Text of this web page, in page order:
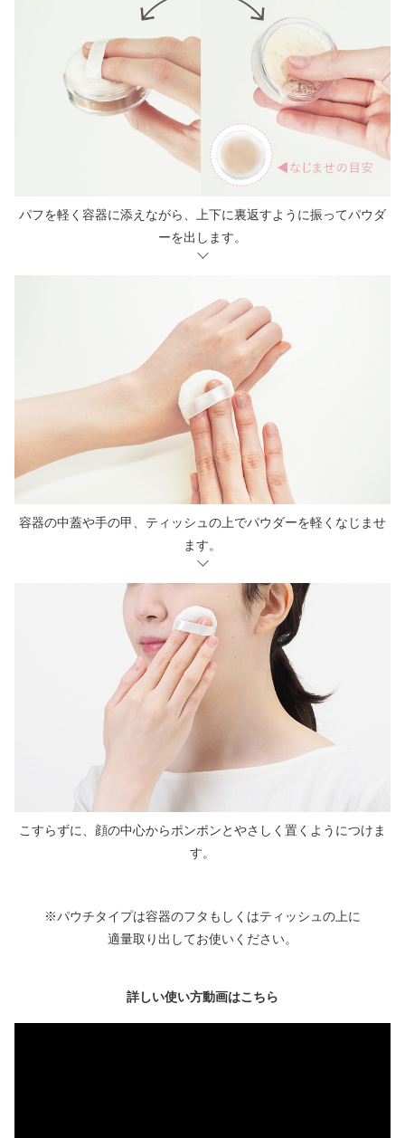
パフを軽く容器に添えながら、上下に裏返すように振ってパウダ
ーを出します。
容器の中蓋や手の甲、ティッシュの上でパウダーを軽くなじませ
ます。
こすらずに、顔の中心からポンポンとやさしく置くようにつけま
す。
※パウチタイプは容器のフタもしくはティッシュの上に
適量取り出してお使いください。
詳しい使い方動画はこちら